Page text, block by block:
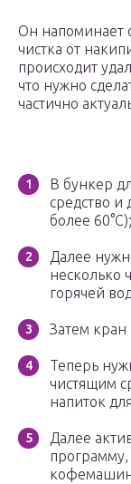
Он напоминает
чистка от
происходит
что нужно
частично
В бункер
средство и
более 60°С);
Далее
несколько
горячей
Затем кран
Теперь
чистящим
напиток
Далее